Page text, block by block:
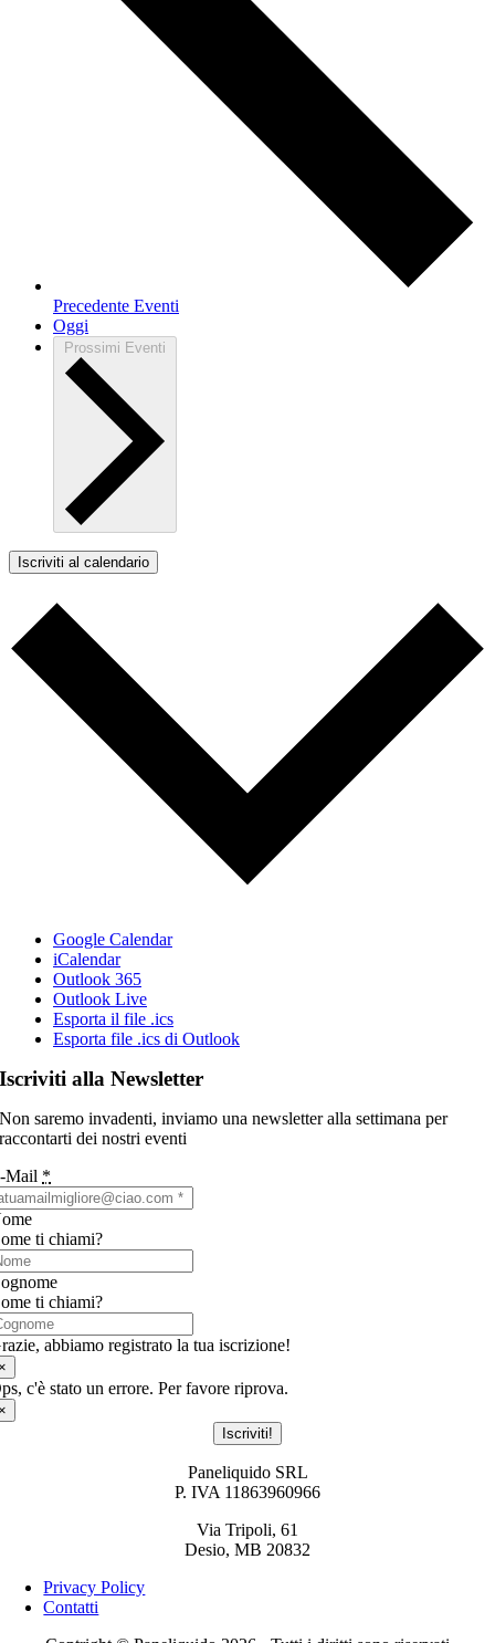
Precedente Eventi
Oggi
Prossimi Eventi
Iscriviti al calendario
Google Calendar
iCalendar
Outlook 365
Outlook Live
Esporta il file .ics
Esporta file .ics di Outlook
Iscriviti alla Newsletter
Non saremo invadenti, inviamo una newsletter alla settimana per
raccontarti dei nostri eventi
Mail *
ti chiami?
ti chiami?
abbiamo registrato la tua iscrizione!
c'è stato un errore. Per favore riprova.
Iscriviti!
Paneliquido SRL
P. IVA 11863960966
Via Tripoli, 61
Desio, MB 20832
Privacy Policy
Contatti